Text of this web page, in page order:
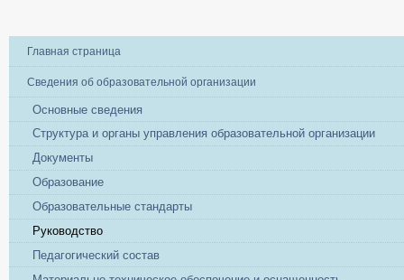
Главная страница
Сведения об образовательной организации
Основные сведения
Структура и органы управления образовательной организации
Документы
Образование
Образовательные стандарты
Руководство
Педагогический состав